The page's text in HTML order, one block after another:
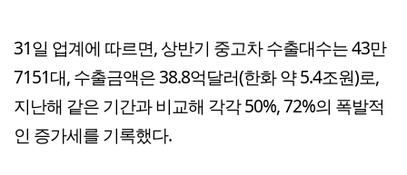
31일 업계에 따르면, 상반기 중고차 수출대수는 43만
7151대, 수출금액은 38.8억달러(한화 약 5.4조원)로,
지난해 같은 기간과 비교해 각각 50%, 72%의 폭발적
인 증가세를 기록했다.